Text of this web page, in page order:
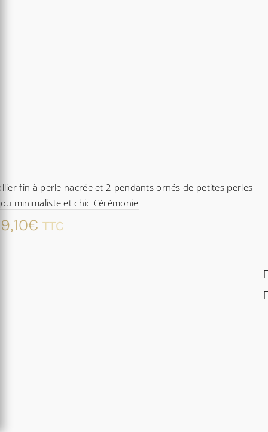
fin à perle nacrée et 2 pendants ornés de petites perles –
minimaliste et chic Cérémonie
€ TTC